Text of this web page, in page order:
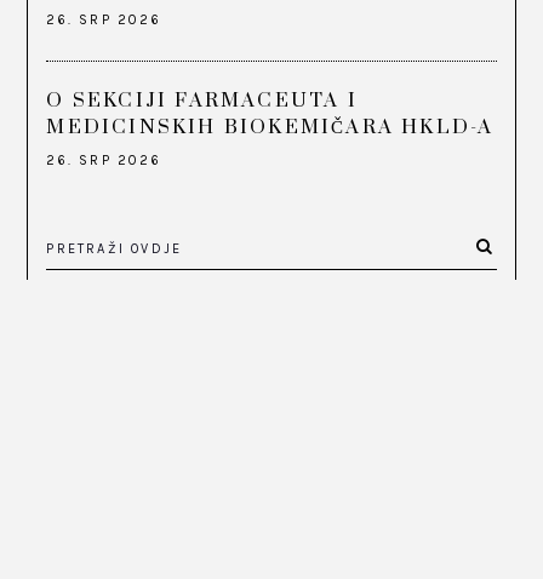
26. SRP 2026
O SEKCIJI FARMACEUTA I
MEDICINSKIH BIOKEMIČARA HKLD-A
26. SRP 2026